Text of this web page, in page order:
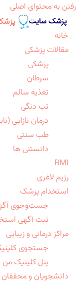
رفتن به محتوای اصلی
خانه
مقالات پزشکی
پزشکی
سرطان
تغذیه سالم
تب دنگی
درمان نازایی
طب سنتی
دانستنی ها
BMI
رژیم لاغری
استخدام پزشک
جست‌وجوی
ثبت آگهی
مراکز درمانی و زیبایی
جستجوی
پنل کلینیک من
دانشجویان و